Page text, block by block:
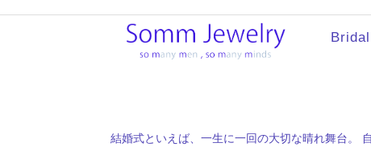
Bridal
結婚式といえば、一生に一回の大切な晴れ舞台。